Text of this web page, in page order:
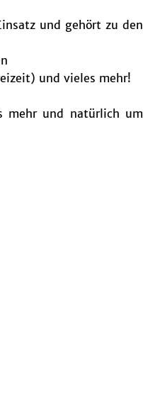
und gehört zu den
und vieles mehr!
mehr und natürlich um